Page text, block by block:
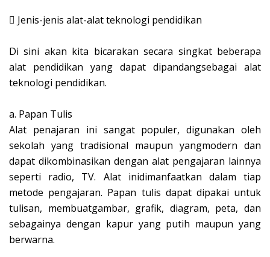
 Jenis-jenis alat-alat teknologi pendidikan
Di sini akan kita bicarakan secara singkat beberapa
alat pendidikan yang dapat dipandangsebagai alat
teknologi pendidikan.
a. Papan Tulis
Alat penajaran ini sangat populer, digunakan oleh
sekolah yang tradisional maupun yangmodern dan
dapat dikombinasikan dengan alat pengajaran lainnya
seperti radio, TV. Alat inidimanfaatkan dalam tiap
metode pengajaran. Papan tulis dapat dipakai untuk
tulisan, membuatgambar, grafik, diagram, peta, dan
sebagainya dengan kapur yang putih maupun yang
berwarna.